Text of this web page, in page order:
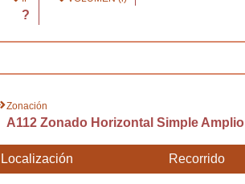
?
Zonación
A112 Zonado Horizontal Simple Amplio
Localización Recorrido